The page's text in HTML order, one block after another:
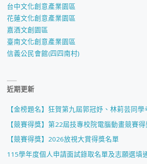
台中文化創意產業園區
花蓮文化創意產業園區
嘉酒文創園區
臺南文化創意產業園區
信義公民會館(四四南村)
近期更新
【金榜題名】狂賀第九屆郭冠妤、林莉芸同
【競賽得獎】第22屆技專校院電腦動畫競賽得
【競賽得獎】2026放視大賞得獎名單
115學年度個人申請面試錄取名單及志願選填